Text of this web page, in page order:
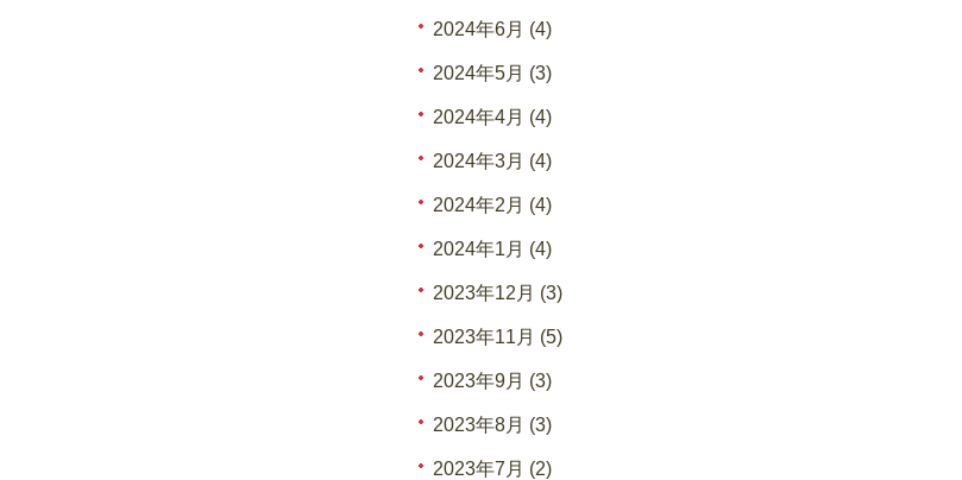
2024年6月 (4)
2024年5月 (3)
2024年4月 (4)
2024年3月 (4)
2024年2月 (4)
2024年1月 (4)
2023年12月 (3)
2023年11月 (5)
2023年9月 (3)
2023年8月 (3)
2023年7月 (2)